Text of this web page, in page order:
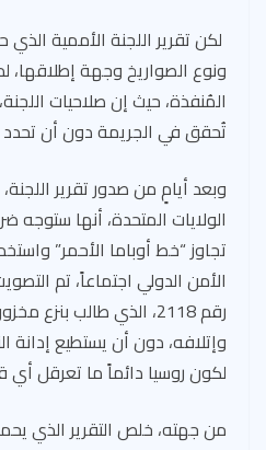
لكن تقرير اللجنة الأممية
ونوع الصواريخ وجهة إطلاقها،
المُنفذة، حيث إن صلاحيات
تُحقق في الجريمة دون أن
وبعد أيامٍ من صدور تقرير
الولايات المتحدة، أنها ستوجه
تجاوز “خط أوباما الأحمر”
الأمن الدولي اجتماعاً، تم
رقم 2118، الذي طالب
وإتلافه، دون أن يستطيع إدانة
لكون روسيا دائماً ما تعرقل أي